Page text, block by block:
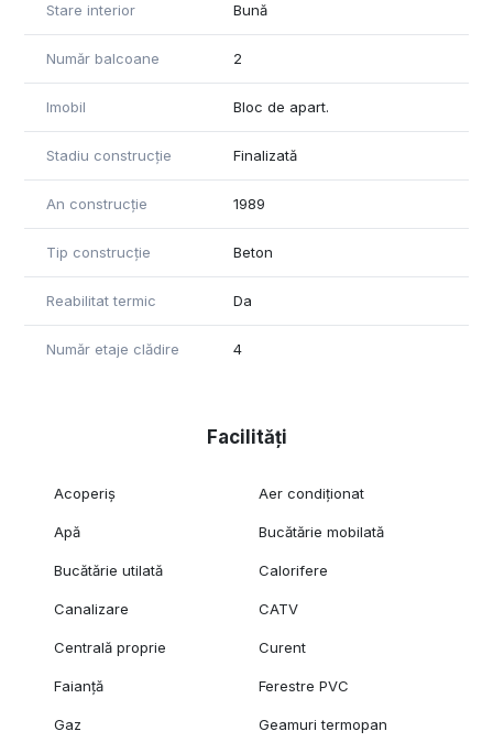
Stare interior Bună
Număr balcoane 2
Imobil Bloc de apart.
Stadiu construcție Finalizată
An construcție 1989
Tip construcție Beton
Reabilitat termic Da
Număr etaje clădire 4
Facilități
Acoperiș Aer condiționat
Apă Bucătărie mobilată
Bucătărie utilată Calorifere
Canalizare CATV
Centrală proprie Curent
Faianță Ferestre PVC
Gaz Geamuri termopan